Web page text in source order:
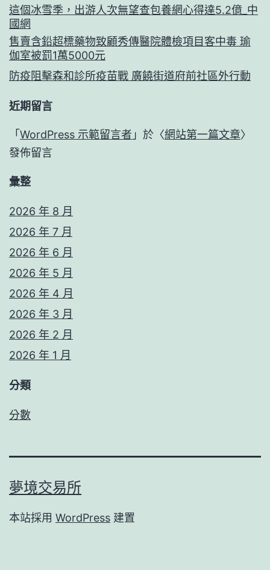
這個冰雪季，出游人次無望查包養網心得達5.2億_中
國網
售賣含鉛超標藥物致顧秀傳醫院體檢項目客中毒 瑜
伽室被罰1萬5000元
防疫阻擊森和診所疫苗戰 廣饒街道府前社區外行動
近期留言
「 WordPress 示範留言者 」於〈網站第一篇文章〉
發佈留言
彙整
2026 年 8 月
2026 年 7 月
2026 年 6 月
2026 年 5 月
2026 年 4 月
2026 年 3 月
2026 年 2 月
2026 年 1 月
分類
分數
夢境交易所
本站採用 WordPress 建置